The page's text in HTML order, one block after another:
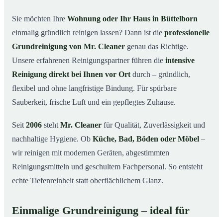
04 So läuft die Grundreinigung in Büttelborn ab
05 Wann ist eine Grundreinigung sinnvoll?
06Grundreinigung in Büttelborn & Umgebung
Jetzt kostenloses Angebot anfordern
Sie möchten Ihre Wohnung oder Ihr Haus in Büttelborn
einmalig gründlich reinigen lassen? Dann ist die professionelle
Grundreinigung von Mr. Cleaner genau das Richtige.
Unsere erfahrenen Reinigungspartner führen die intensive
Reinigung direkt bei Ihnen vor Ort durch – gründlich,
flexibel und ohne langfristige Bindung. Für spürbare
Sauberkeit, frische Luft und ein gepflegtes Zuhause.
Seit 2006 steht Mr. Cleaner für Qualität, Zuverlässigkeit und
nachhaltige Hygiene. Ob Küche, Bad, Böden oder Möbel –
wir reinigen mit modernen Geräten, abgestimmten
Reinigungsmitteln und geschultem Fachpersonal. So entsteht
echte Tiefenreinheit statt oberflächlichem Glanz.
Einmalige Grundreinigung – ideal für